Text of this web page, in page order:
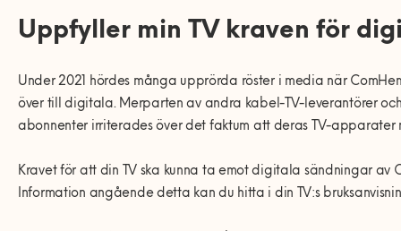
Vanliga frågor
KEYTO Group
Våra Fixare
Populära tjänster och artiklar
Bolag med faktura
Uppfyller min TV kraven för
Under 2021 hördes många upprörda röster i media när
över till digitala. Merparten av andra kabel-TV-leverantörer
abonnenter irriteradesöver det faktum att deras TV-apparater
Kravet för att din TV ska kunna ta emot digitala sändningar av
Information angående detta kan du hitta i din TV:s